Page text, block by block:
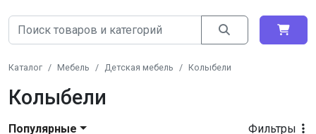
Каталог Мебель Детская мебель Колыбели
Колыбели
Фильтры
Популярные